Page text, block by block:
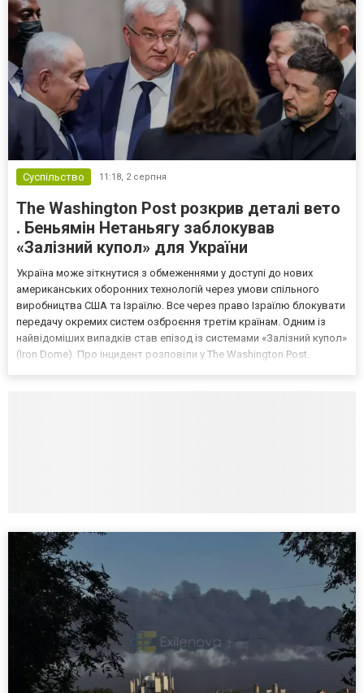
Суспільство 11:18, 2 серпня
The Washington Post розкрив деталі вето
. Беньямін Нетаньягу заблокував
«Залізний купол» для України
Україна може зіткнутися з обмеженнями у доступі до нових
американських оборонних технологій через умови спільного
виробництва США та Ізраїлю. Все через право Ізраїлю блокувати
передачу окремих систем озброєння третім країнам. Одним із
найвідоміших випадків став епізод із системами «Залізний купол»
(Iron Dome). Про інцидент розповіли у The Washington Post.